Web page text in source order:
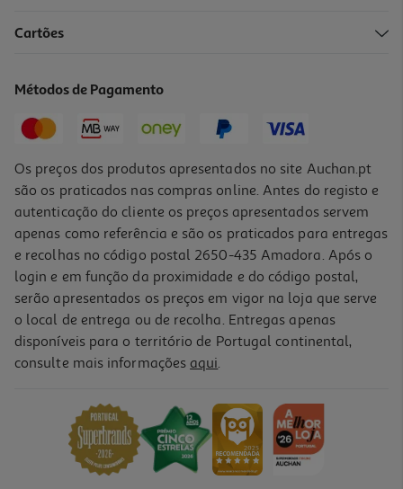
Cartões
Métodos de Pagamento
Os preços dos produtos apresentados no site Auchan.pt
são os praticados nas compras online. Antes do registo e
autenticação do cliente os preços apresentados servem
apenas como referência e são os praticados para entregas
e recolhas no código postal 2650-435 Amadora. Após o
login e em função da proximidade e do código postal,
serão apresentados os preços em vigor na loja que serve
o local de entrega ou de recolha. Entregas apenas
disponíveis para o território de Portugal continental,
consulte mais informações aqui.